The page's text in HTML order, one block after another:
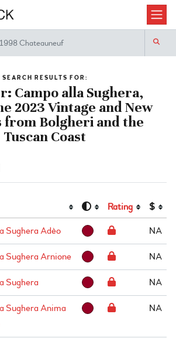
SEARCH RESULTS FOR:
Campo alla Sughera,
2023 Vintage and New
from Bolgheri and the
Tuscan Coast
Rating $
Sughera Adèo NA
Sughera Arnione NA
Sughera NA
Sughera Anima
NA